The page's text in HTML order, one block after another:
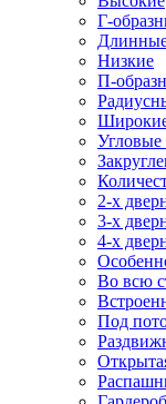
Г-
Низкие
П-
2-х
3-х
4-х
Во всю
Под